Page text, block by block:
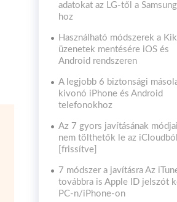
adatokat az LG-től a
hoz
Használható módszerek a Kik
üzenetek mentésére iOS és
Android rendszeren
A legjobb 6 biztonsági
kivonó iPhone és Android
telefonokhoz
Az 7 gyors javításának módjai
nem tölthetők le az iCloudból
[frissítve]
7 módszer a javításra Az
továbbra is Apple ID jelszót
PC-n/iPhone-on